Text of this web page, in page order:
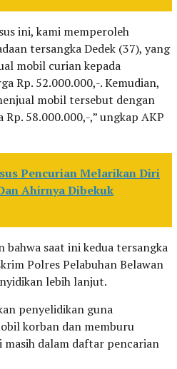
ini, kami memperoleh
tersangka Dedek (37), yang
mobil curian kepada
Rp. 52.000.000,-. Kemudian,
mobil tersebut dengan
58.000.000,-,” ungkap AKP
Pencurian Melarikan Diri
Ahirnya Dibekuk
bahwa saat ini kedua tersangka
Polres Pelabuhan Belawan
lebih lanjut.
penyelidikan guna
korban dan memburu
dalam daftar pencarian